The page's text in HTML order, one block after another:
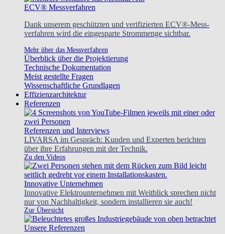
ECV® Messverfahren
Dank unserem geschützten und verifizierten ECV®-Mess-
verfahren wird die eingesparte Strommenge sichtbar.
Mehr über das Messverfahren
Überblick über die Projektierung
Technische Dokumentation
Meist gestellte Fragen
Wissenschaftliche Grundlagen
Effizienzarchitektur
Referenzen
Referenzen und Interviews
LIVARSA im Gespräch: Kunden und Experten berichten
über ihre Erfahrungen mit der Technik.
Zu den Videos
Innovative Unternehmen
Innovative Elektrounternehmen mit Weitblick sprechen nicht
nur von Nachhaltigkeit, sondern installieren sie auch!
Zur Übersicht
Unsere Referenzen